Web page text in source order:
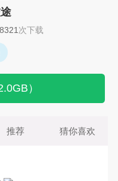
8321 次下载
）
推荐 猜你喜欢